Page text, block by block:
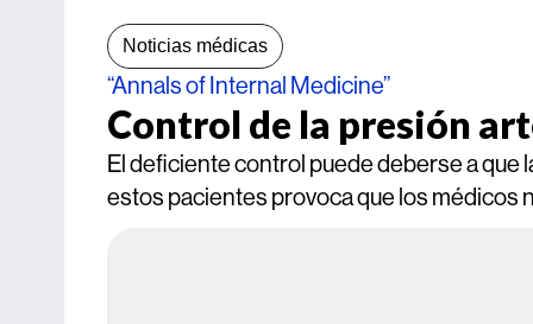
Noticias médicas
“Annals of Internal Medicine”
Control de la presión
El deficiente control puede deberse a
estos pacientes provoca que los médicos